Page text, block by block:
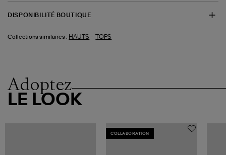
DISPONIBILITÉ BOUTIQUE
Collections similaires : HAUTS -TOPS
Adoptez
LE LOOK
COLLABORATION